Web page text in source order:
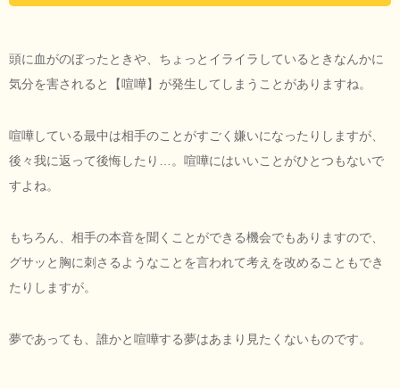
頭に血がのぼったときや、ちょっとイライラしているときなんかに
気分を害されると【喧嘩】が発生してしまうことがありますね。
喧嘩している最中は相手のことがすごく嫌いになったりしますが、
後々我に返って後悔したり…。喧嘩にはいいことがひとつもないで
すよね。
もちろん、相手の本音を聞くことができる機会でもありますので、
グサッと胸に刺さるようなことを言われて考えを改めることもでき
たりしますが。
夢であっても、誰かと喧嘩する夢はあまり見たくないものです。